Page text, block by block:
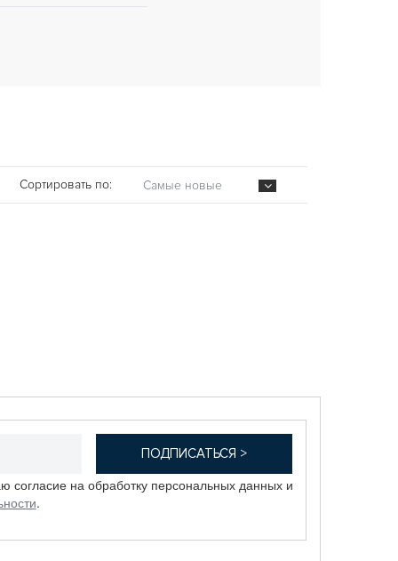
Сортировать по: Самые новые
согласие на обработку персональных данных и
.